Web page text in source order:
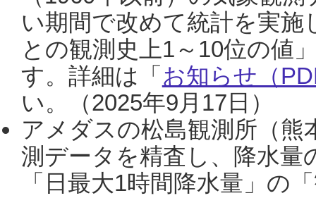
い期間で改めて統計を実
との観測史上1～10位の値
す。詳細は「 お知らせ（
い。（2025年9月17日）
アメダスの松島観測所（熊
測データを精査し、降水
「日最大1時間降水量」の